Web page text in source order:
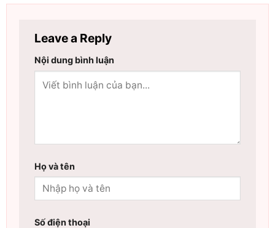
Leave a Reply
Nội dung bình luận
Họ và tên
Số điện thoại